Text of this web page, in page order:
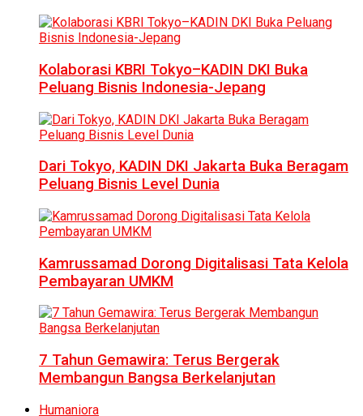
Kolaborasi KBRI Tokyo–KADIN DKI Buka
Peluang Bisnis Indonesia-Jepang
Dari Tokyo, KADIN DKI Jakarta Buka Beragam
Peluang Bisnis Level Dunia
Kamrussamad Dorong Digitalisasi Tata Kelola
Pembayaran UMKM
7 Tahun Gemawira: Terus Bergerak
Membangun Bangsa Berkelanjutan
Humaniora